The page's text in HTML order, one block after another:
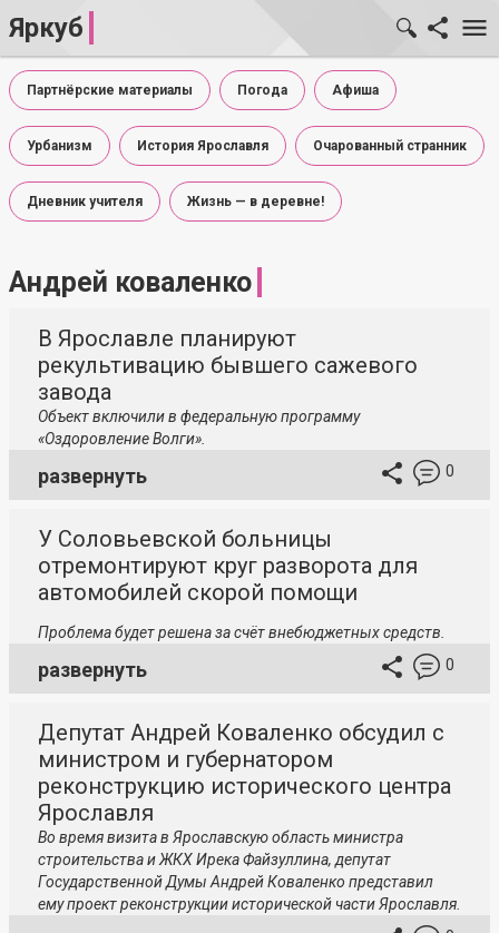
Яркуб
Партнёрские материалы Погода Афиша
Урбанизм История Ярославля Очарованный странник
Дневник учителя Жизнь — в деревне!
Андрей коваленко
В Ярославле планируют
рекультивацию бывшего сажевого
завода
Объект включили в федеральную программу
«Оздоровление Волги».
развернуть 0
У Соловьевской больницы
отремонтируют круг разворота для
автомобилей скорой помощи
Проблема будет решена за счёт внебюджетных средств.
развернуть 0
Депутат Андрей Коваленко обсудил с
министром и губернатором
реконструкцию исторического центра
Ярославля
Во время визита в Ярославскую область министра
строительства и ЖКХ Ирека Файзуллина, депутат
Государственной Думы Андрей Коваленко представил
ему проект реконструкции исторической части Ярославля.